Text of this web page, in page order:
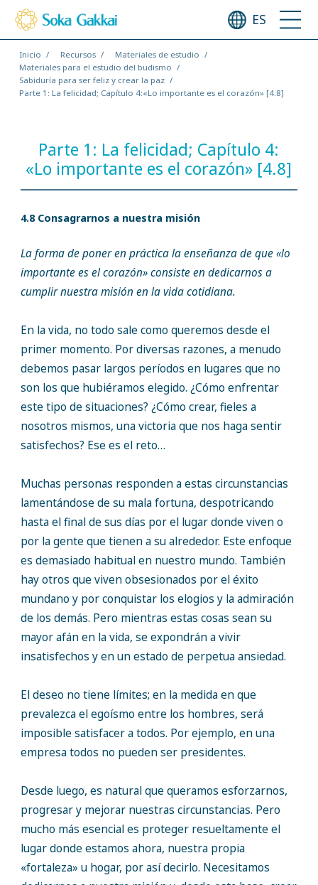
ES
Inicio Recursos
Materiales de estudio
Materiales para el estudio del budismo
Sabiduría para ser feliz y crear la paz
Parte 1: La felicidad; Capítulo 4:«Lo importante es el corazón» [4.8]
Parte 1: La felicidad; Capítulo 4:
«Lo importante es el corazón» [4.8]
4.8 Consagrarnos a nuestra misión
La forma de poner en práctica la enseñanza de que «lo
importante es el corazón» consiste en dedicarnos a
cumplir nuestra misión en la vida cotidiana.
En la vida, no todo sale como queremos desde el
primer momento. Por diversas razones, a menudo
debemos pasar largos períodos en lugares que no
son los que hubiéramos elegido. ¿Cómo enfrentar
este tipo de situaciones? ¿Cómo crear, fieles a
nosotros mismos, una victoria que nos haga sentir
satisfechos? Ese es el reto…
Muchas personas responden a estas circunstancias
lamentándose de su mala fortuna, despotricando
hasta el final de sus días por el lugar donde viven o
por la gente que tienen a su alrededor. Este enfoque
es demasiado habitual en nuestro mundo. También
hay otros que viven obsesionados por el éxito
mundano y por conquistar los elogios y la admiración
de los demás. Pero mientras estas cosas sean su
mayor afán en la vida, se expondrán a vivir
insatisfechos y en un estado de perpetua ansiedad.
El deseo no tiene límites; en la medida en que
prevalezca el egoísmo entre los hombres, será
imposible satisfacer a todos. Por ejemplo, en una
empresa todos no pueden ser presidentes.
Desde luego, es natural que queramos esforzarnos,
progresar y mejorar nuestras circunstancias. Pero
mucho más esencial es proteger resueltamente el
lugar donde estamos ahora, nuestra propia
«fortaleza» u hogar, por así decirlo. Necesitamos